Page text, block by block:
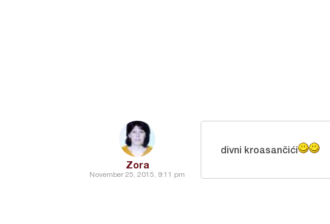
Zora
November 25, 2015, 9:11 pm
divni kroasančići